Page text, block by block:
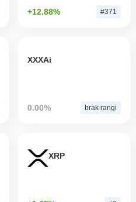
+12.88% #371
XXXAi
0.00% brak rangi
XRP